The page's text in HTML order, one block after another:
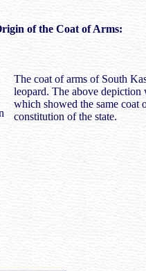
of the Coat of Arms:
The coat of arms of South
leopard. The above depiction
which showed the same coat
constitution of the state.